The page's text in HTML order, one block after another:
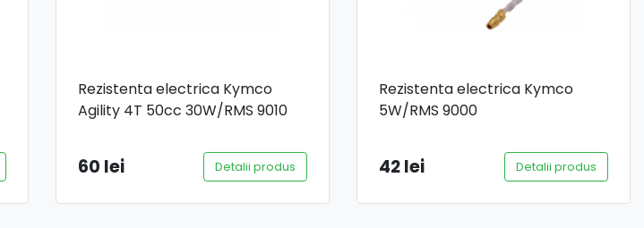
Rezistenta electrica Kymco
Agility 4T 50cc 30W/RMS 9010
60 lei Detalii produs
Rezistenta electrica Kymco
5W/RMS 9000
42 lei Detalii produs